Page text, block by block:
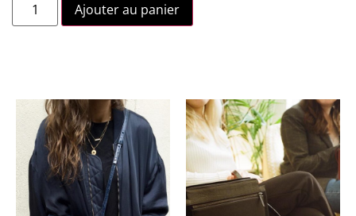
Ajouter au panier